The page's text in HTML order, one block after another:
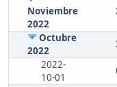
Noviembre
2022
Octubre
2022
2022-
10-01